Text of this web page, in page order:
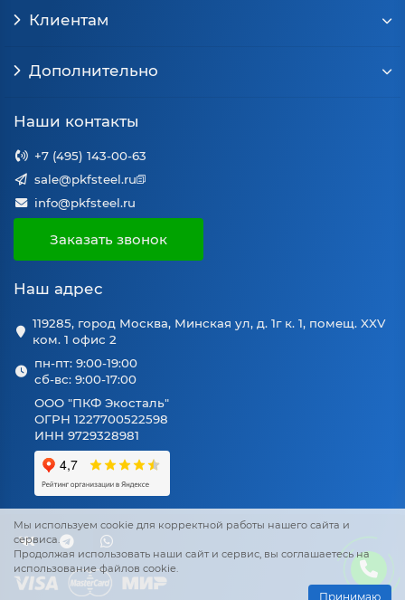
Мы используем cookie для корректной работы нашего сайта и
сервиса.
Продолжая использовать наши сайт и сервис, вы соглашаетесь на
использование файлов cookie.
Принимаю
Клиентам
Дополнительно
Наши контакты
+7 (495) 143-00-63
sale@pkfsteel.ru
info@pkfsteel.ru
Заказать звонок
Наш адрес
119285, город Москва, Минская ул, д. 1г к. 1, помещ. XXV
ком. 1 офис 2
пн-пт: 9:00-19:00
сб-вс: 9:00-17:00
ООО "ПКФ Экосталь"
ОГРН 1227700522598
ИНН 9729328981